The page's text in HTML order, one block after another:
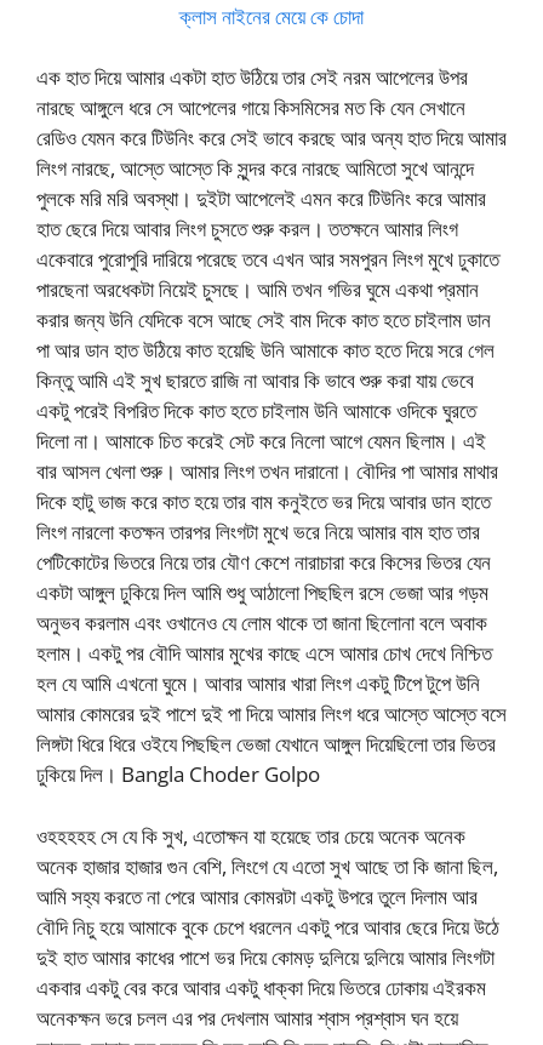
ক্লাস নাইনের মেয়ে কে চোদা
এক হাত দিয়ে আমার একটা হাত উঠিয়ে তার সেই নরম আপেলের উপর
নারছে আঙ্গুলে ধরে সে আপেলের গায়ে কিসমিসের মত কি যেন সেখানে
রেডিও যেমন করে টিউনিং করে সেই ভাবে করছে আর অন্য হাত দিয়ে আমার
লিংগ নারছে, আস্তে আস্তে কি সুন্দর করে নারছে আমিতো সুখে আনন্দে
পুলকে মরি মরি অবস্থা। দুইটা আপেলেই এমন করে টিউনিং করে আমার
হাত ছেরে দিয়ে আবার লিংগ চুসতে শুরু করল। ততক্ষনে আমার লিংগ
একেবারে পুরোপুরি দারিয়ে পরেছে তবে এখন আর সমপুরন লিংগ মুখে ঢুকাতে
পারছেনা অরধেকটা নিয়েই চুসছে। আমি তখন গভির ঘুমে একথা প্রমান
করার জন্য উনি যেদিকে বসে আছে সেই বাম দিকে কাত হতে চাইলাম ডান
পা আর ডান হাত উঠিয়ে কাত হয়েছি উনি আমাকে কাত হতে দিয়ে সরে গেল
কিন্তু আমি এই সুখ ছারতে রাজি না আবার কি ভাবে শুরু করা যায় ভেবে
একটু পরেই বিপরিত দিকে কাত হতে চাইলাম উনি আমাকে ওদিকে ঘুরতে
দিলো না। আমাকে চিত করেই সেট করে নিলো আগে যেমন ছিলাম। এই
বার আসল খেলা শুরু। আমার লিংগ তখন দারানো। বৌদির পা আমার মাথার
দিকে হাটু ভাজ করে কাত হয়ে তার বাম কনুইতে ভর দিয়ে আবার ডান হাতে
লিংগ নারলো কতক্ষন তারপর লিংগটা মুখে ভরে নিয়ে আমার বাম হাত তার
পেটিকোটের ভিতরে নিয়ে তার যৌণ কেশে নারাচারা করে কিসের ভিতর যেন
একটা আঙ্গুল ঢুকিয়ে দিল আমি শুধু আঠালো পিছছিল রসে ভেজা আর গড়ম
অনুভব করলাম এবং ওখানেও যে লোম থাকে তা জানা ছিলোনা বলে অবাক
হলাম। একটু পর বৌদি আমার মুখের কাছে এসে আমার চোখ দেখে নিশ্চিত
হল যে আমি এখনো ঘুমে। আবার আমার খারা লিংগ একটু টিপে টুপে উনি
আমার কোমরের দুই পাশে দুই পা দিয়ে আমার লিংগ ধরে আস্তে আস্তে বসে
লিঙ্গটা ধিরে ধিরে ওইযে পিছছিল ভেজা যেখানে আঙ্গুল দিয়েছিলো তার ভিতর
ঢুকিয়ে দিল। Bangla Choder Golpo
ওহহহহহ সে যে কি সুখ, এতোক্ষন যা হয়েছে তার চেয়ে অনেক অনেক
অনেক হাজার হাজার গুন বেশি, লিংগে যে এতো সুখ আছে তা কি জানা ছিল,
আমি সহ্য করতে না পেরে আমার কোমরটা একটু উপরে তুলে দিলাম আর
বৌদি নিচু হয়ে আমাকে বুকে চেপে ধরলেন একটু পরে আবার ছেরে দিয়ে উঠে
দুই হাত আমার কাধের পাশে ভর দিয়ে কোমড় দুলিয়ে দুলিয়ে আমার লিংগটা
একবার একটু বের করে আবার একটু ধাক্কা দিয়ে ভিতরে ঢোকায় এইরকম
অনেকক্ষন ভরে চলল এর পর দেখলাম আমার শ্বাস প্রশ্বাস ঘন হয়ে